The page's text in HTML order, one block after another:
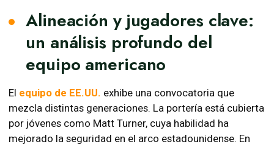
Alineación y jugadores clave:
un análisis profundo del
equipo americano
El equipo de EE.UU. exhibe una convocatoria que
mezcla distintas generaciones. La portería está cubierta
por jóvenes como Matt Turner, cuya habilidad ha
mejorado la seguridad en el arco estadounidense. En